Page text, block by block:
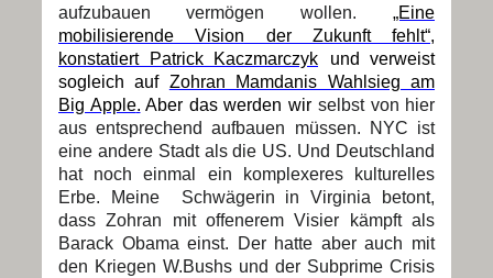
aufzubauen vermögen wollen.
„Eine
mobilisierende Vision der Zukunft fehlt“,
konstatiert Patrick Kaczmarczyk
und verweist
sogleich auf Zohran Mamdanis Wahlsieg am
Big Apple. Aber das werden wir selbst von hier
aus entsprechend aufbauen müssen. NYC ist
eine andere Stadt als die US. Und Deutschland
hat noch einmal ein komplexeres kulturelles
Erbe. Meine Schwägerin in Virginia betont,
dass Zohran mit offenerem Visier kämpft als
Barack Obama einst. Der hatte aber auch mit
den Kriegen W.Bushs und der Subprime Crisis